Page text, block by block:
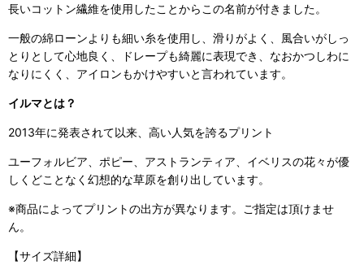
長いコットン繊維を使用したことからこの名前が付きました。
一般の綿ローンよりも細い糸を使用し、滑りがよく、風合いがしっ
とりとして心地良く、ドレープも綺麗に表現でき、なおかつしわに
なりにくく、アイロンもかけやすいと言われています。
イルマとは？
2013年に発表されて以来、高い人気を誇るプリント
ユーフォルビア、ポピー、アストランティア、イベリスの花々が優
しくどことなく幻想的な草原を創り出しています。
※商品によってプリントの出方が異なります。ご指定は頂けませ
ん。
【サイズ詳細】